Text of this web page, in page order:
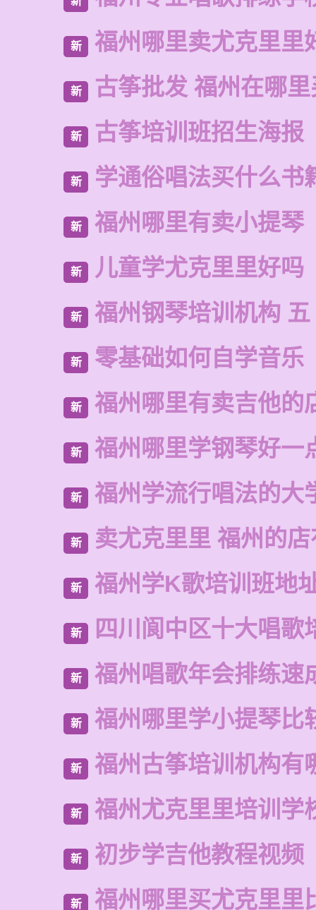
新 福州哪里卖尤克里里
新 古筝批发 福州在哪
新 古筝培训班招生海报
新 学通俗唱法买什么书
新 福州哪里有卖小提琴
新 儿童学尤克里里好吗
新 福州钢琴培训机构 五
新 零基础如何自学音乐
新 福州哪里有卖吉他的
新 福州哪里学钢琴好一
新 福州学流行唱法的大
新 卖尤克里里 福州的
新 福州学K歌培训班地
新 四川阆中区十大唱歌
新 福州唱歌年会排练速
新 福州哪里学小提琴比
新 福州古筝培训机构有
新 福州尤克里里培训学
新 初步学吉他教程视频
新 福州哪里买尤克里里